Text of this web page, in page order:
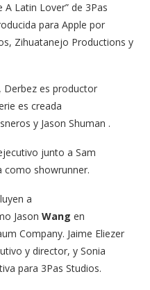
Latin Lover” de 3Pas
para Apple por
Zihuatanejo Productions y
Derbez es productor
es creada
y Jason Shuman .
junto a Sam
como showrunner.
a
Jason Wang en
Company. Jaime Eliezer
y director, y Sonia
para 3Pas Studios.